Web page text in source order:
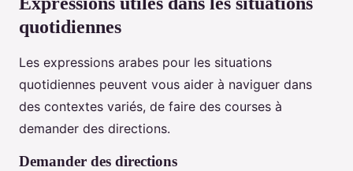
quotidiennes
Les expressions arabes pour les situations
quotidiennes peuvent vous aider à naviguer dans
des contextes variés, de faire des courses à
demander des directions.
Demander des directions